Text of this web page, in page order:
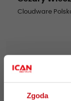
Zgoda
Cloudware
Dimensions